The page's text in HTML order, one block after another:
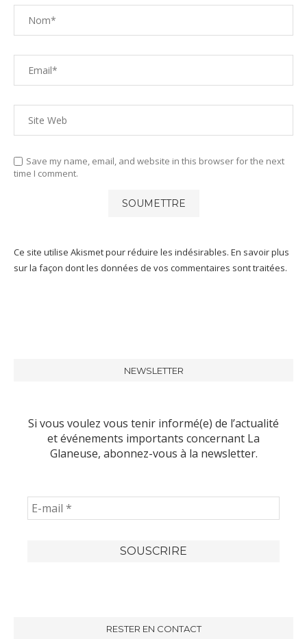
Save my name, email, and website in this browser for the next
time I comment.
Ce site utilise Akismet pour réduire les indésirables. En savoir plus
sur la façon dont les données de vos commentaires sont traitées.
NEWSLETTER
Si vous voulez vous tenir informé(e) de l’actualité
et événements importants concernant La
Glaneuse, abonnez-vous à la newsletter.
RESTER EN CONTACT